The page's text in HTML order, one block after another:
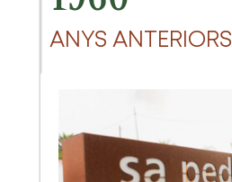
ANYS ANTERIORS